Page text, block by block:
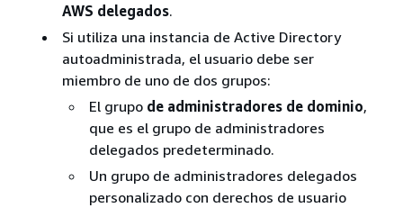
AWS delegados.
Si utiliza una instancia de Active Directory
autoadministrada, el usuario debe ser
miembro de uno de dos grupos:
El grupo de administradores de dominio,
que es el grupo de administradores
delegados predeterminado.
Un grupo de administradores delegados
personalizado con derechos de usuario